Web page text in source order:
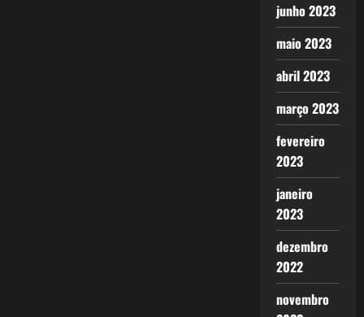
junho 2023
maio 2023
abril 2023
março 2023
fevereiro
2023
janeiro
2023
dezembro
2022
novembro